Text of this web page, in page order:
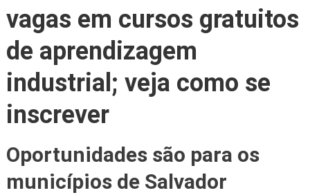
vagas em cursos gratuitos
de aprendizagem
industrial; veja como se
inscrever
Oportunidades são para os
municípios de Salvador